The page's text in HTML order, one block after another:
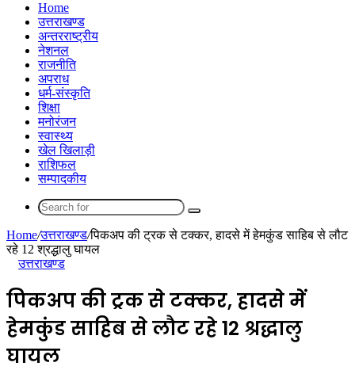
Home
उत्तराखण्ड
अन्तरराष्ट्रीय
नेशनल
राजनीति
अपराध
धर्म-संस्कृति
शिक्षा
मनोरंजन
स्वास्थ्य
खेल खिलाड़ी
राशिफल
सम्पादकीय
Search
Home/उत्तराखण्ड/पिकअप की ट्रक से टक्कर, हादसे में हेमकुंड साहिब से लौट
रहे 12 श्रद्धालु घायल
उत्तराखण्ड
पिकअप की ट्रक से टक्कर, हादसे में
हेमकुंड साहिब से लौट रहे 12 श्रद्धालु
घायल